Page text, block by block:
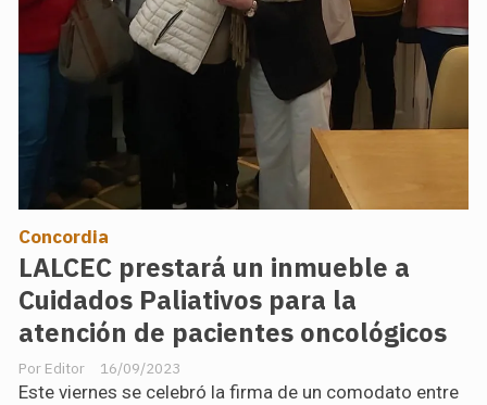
LALCEC prestará un inmueble a
Cuidados Paliativos para la
atención de pacientes oncológicos
Editor
Concordia
16/09/2023
Este viernes se celebró la firma de un comodato entre